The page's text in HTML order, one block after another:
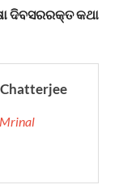
ଦିବସରରକ୍ତ କଥା